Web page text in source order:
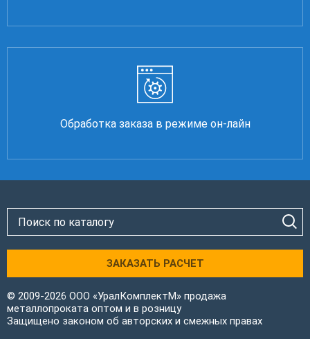
Обработка заказа в режиме он-лайн
ЗАКАЗАТЬ РАСЧЕТ
© 2009-2026 ООО «УралКомплектМ» продажа
металлопроката оптом и в розницу
Защищено законом об авторских и смежных правах